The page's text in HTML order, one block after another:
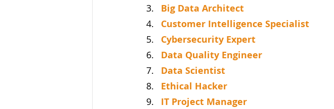
Big Data Architect
Customer Intelligence Specialist
Cybersecurity Expert
Data Quality Engineer
Data Scientist
Ethical Hacker
IT Project Manager